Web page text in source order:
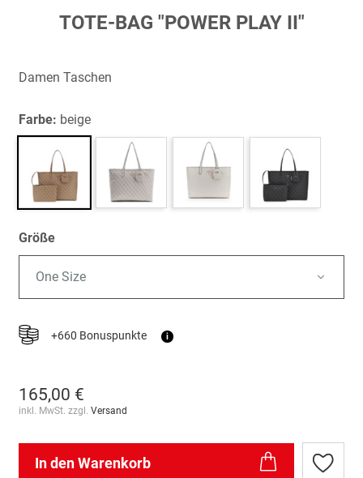
springen
TOTE-BAG "POWER PLAY II"
Damen Taschen
Farbe: beige
Größe
One Size
+660 Bonuspunkte i
165,00 €
inkl. MwSt. zzgl. Versand
In den Warenkorb
Zur